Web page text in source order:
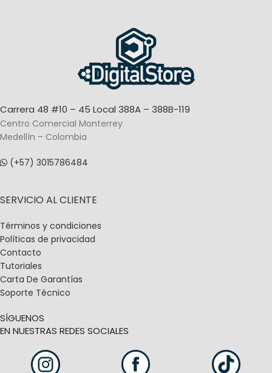
Carrera 48 #10 – 45 Local 388A – 388B-119
Centro Comercial Monterrey
Medellín – Colombia
(+57) 3015786484
SERVICIO AL CLIENTE
Términos y condiciones
Políticas de privacidad
Contacto
Tutoriales
Carta De Garantías
Soporte Técnico
SÍGUENOS
EN NUESTRAS REDES SOCIALES